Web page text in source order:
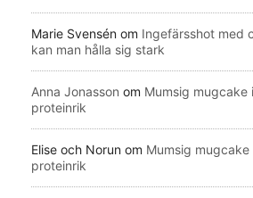
Marie Svensén om Ingefärsshot med
kan man hålla sig stark
Anna Jonasson om Mumsig mugcake
proteinrik
Elise och Norun om Mumsig
proteinrik